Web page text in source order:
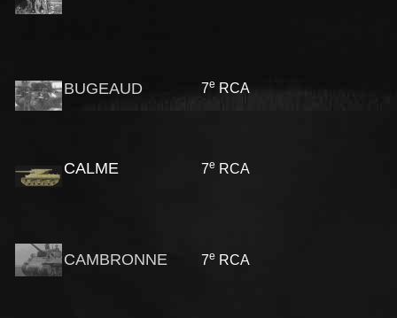
BUGEAUD 7e RCA
CALME 7e RCA
CAMBRONNE 7e RCA